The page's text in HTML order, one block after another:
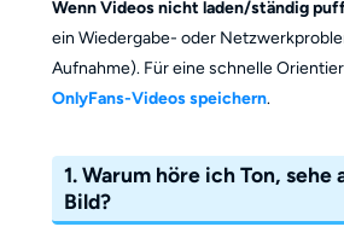
Wenn Videos nicht laden/ständig
ein Wiedergabe- oder
Aufnahme). Für eine schnelle
OnlyFans-Videos speichern.
1.Warum höre ich Ton, sehe
Bild?